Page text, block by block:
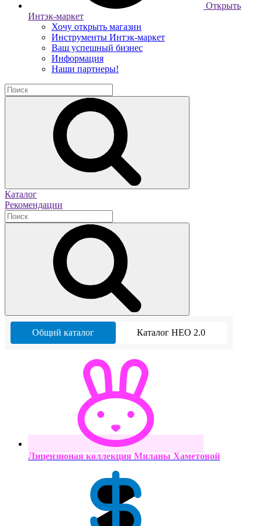
Открыть
Интэк-маркет
Хочу открыть магазин
Инструменты Интэк-маркет
Ваш успешный бизнес
Информация
Наши партнеры!
Каталог
Рекомендации
Общий каталог Каталог НЕО 2.0
Лицензионая коллекция Миланы Хаметовой